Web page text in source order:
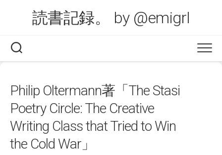
読書記録。 by @emigrl
Philip Oltermann著「The Stasi
Poetry Circle: The Creative
Writing Class that Tried to Win
the Cold War」